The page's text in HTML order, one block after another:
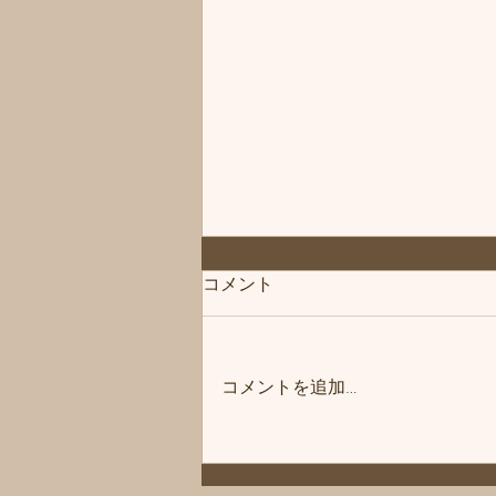
◆「お知らせ」練馬髪質改善
容院シフィ(sihui)
トメント＆ヘッドスパ練馬専門サ
ロン/練馬美容室、練馬美容院シ
コメント
コメントを追加…